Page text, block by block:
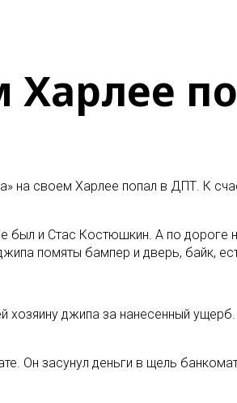
Харлее
на своем Харлее попал в ДПТ. К
был и Стас Костюшкин. А по
помяты бампер и дверь, байк,
хозяину джипа за нанесенный
Он засунул деньги в щель